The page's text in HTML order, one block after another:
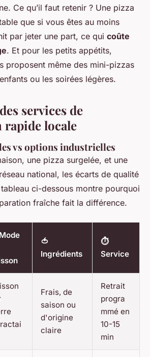
Ce qu’il faut retenir ? Une pizza
que si vous êtes au moins
par jeter une part, ce qui coûte
. Et pour les petits appétits,
proposent même des mini-pizzas
ou les soirées légères.
services de
locale
vs options industrielles
une pizza surgelée, et une
national, les écarts de qualité
ci-dessous montre pourquoi
fraîche fait la différence.
🍅
Ingrédients
⏱️
Service
Frais, de
saison ou
d'origine
claire
Retrait
progra
mmé en
10-15
min